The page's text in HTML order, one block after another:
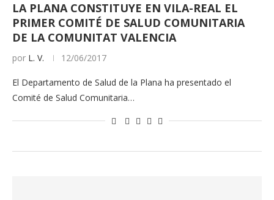
LA PLANA CONSTITUYE EN VILA-REAL EL
PRIMER COMITÉ DE SALUD COMUNITARIA
DE LA COMUNITAT VALENCIA
por L. V. 12/06/2017
El Departamento de Salud de la Plana ha presentado el
Comité de Salud Comunitaria…